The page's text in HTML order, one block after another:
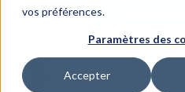
vos préférences.
Paramètres des
Accepter